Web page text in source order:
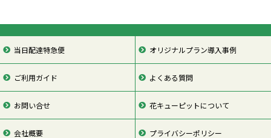
当日配達特急便 オリジナルプラン導入事例
ご利用ガイド よくある質問
お問い合せ 花キューピットについて
会社概要 プライバシーポリシー